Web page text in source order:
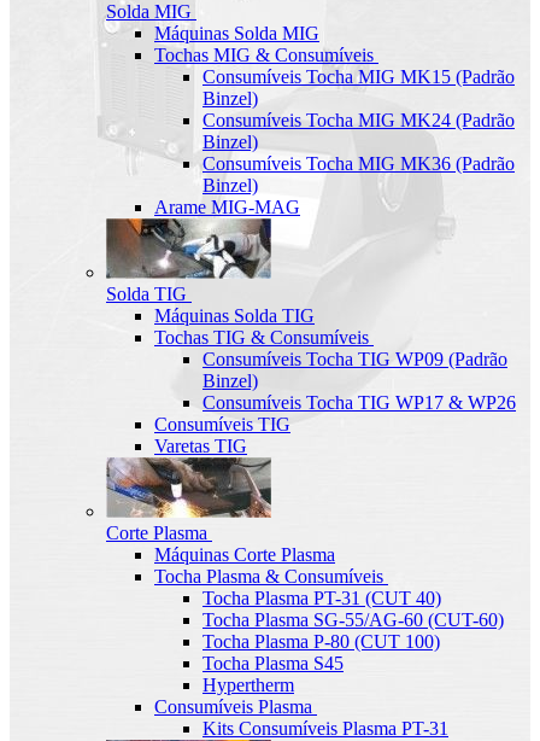
Solda MIG
Máquinas Solda MIG
Tochas MIG & Consumíveis
Consumíveis Tocha MIG MK15 (Padrão
Binzel)
Consumíveis Tocha MIG MK24 (Padrão
Binzel)
Consumíveis Tocha MIG MK36 (Padrão
Binzel)
Arame MIG-MAG
Solda TIG
Máquinas Solda TIG
Tochas TIG & Consumíveis
Consumíveis Tocha TIG WP09 (Padrão
Binzel)
Consumíveis Tocha TIG WP17 & WP26
Consumíveis TIG
Varetas TIG
Corte Plasma
Máquinas Corte Plasma
Tocha Plasma & Consumíveis
Tocha Plasma PT-31 (CUT 40)
Tocha Plasma SG-55/AG-60 (CUT-60)
Tocha Plasma P-80 (CUT 100)
Tocha Plasma S45
Hypertherm
Consumíveis Plasma
Kits Consumíveis Plasma PT-31